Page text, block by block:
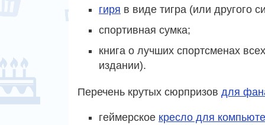
гиря в виде тигра (или другого
спортивная сумка;
книга о лучших спортсменах
издании).
Перечень крутых сюрпризов для
геймерское кресло для